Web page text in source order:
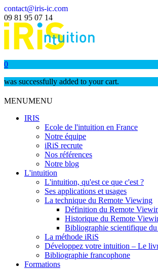
contact@iris-ic.com
09 81 95 07 14
0
was successfully added to your cart.
MENUMENU
IRIS
Ecole de l'intuition en France
Notre équipe
iRiS recrute
Nos références
Notre blog
L'intuition
L'intuition, qu'est ce que c'est ?
Ses applications et usages
La technique du Remote Viewing
Définition du Remote
Historique du Remote
Bibliographie scientifique
La méthode iRiS
Développez votre intuition – Le
Bibliographie francophone
Formations